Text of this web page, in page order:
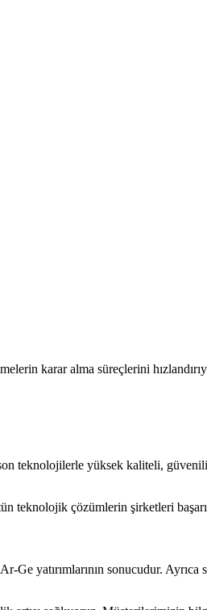
karar alma süreçlerini
teknolojilerle yüksek kaliteli,
teknolojik çözümlerin şirketleri
yatırımlarının sonucudur.